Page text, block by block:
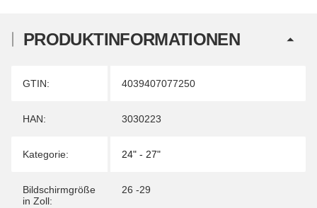
PRODUKTINFORMATIONEN
Produkteigenschaft
Wert
GTIN: 4039407077250
HAN: 3030223
Kategorie: 24" - 27"
Bildschirmgröße
in Zoll:
26 -29